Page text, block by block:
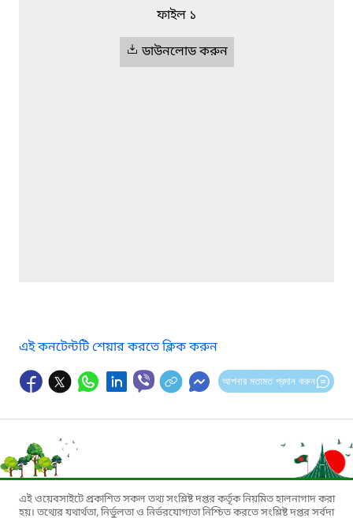
ফাইল ১
ডাউনলোড করুন
এই কনটেন্টটি শেয়ার করতে ক্লিক করুন
আপনার মতামত প্রদান করুন
এই ওয়েবসাইটে প্রকাশিত সকল তথ্য সংশ্লিষ্ট দপ্তর কর্তৃক নিয়মিত হালনাগাদ করা
হয়। তথ্যের যথার্থতা, নির্ভুলতা ও নির্ভরযোগ্যতা নিশ্চিত করতে সংশ্লিষ্ট দপ্তর সর্বদা